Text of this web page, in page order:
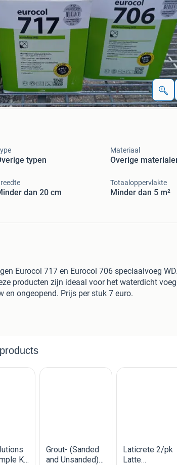
typen
Materiaal
Overige
dan 20 cm
Totaaloppervlakte
Minder dan 5 m²
Eurocol 717 en Eurocol 706 speciaalvoeg
producten zijn ideaal voor het waterdicht
en ongeopend. Prijs per stuk 7 euro.